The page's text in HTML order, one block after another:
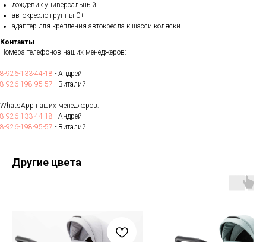
дождевик универсальный
автокресло группы 0+
адаптер для крепления автокресла к шасси коляски
Контакты
Номера телефонов наших менеджеров:
8-926-133-44-18 - Андрей
8-926-198-95-57 - Виталий
WhatsApp наших менеджеров:
8-926-133-44-18 - Андрей
8-926-198-95-57 - Виталий
Другие цвета